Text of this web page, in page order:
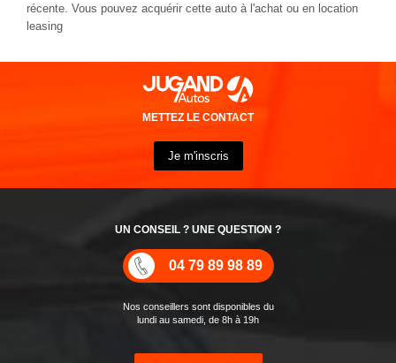
récente. Vous pouvez acquérir cette auto à l'achat ou en location
leasing
METTEZ LE CONTACT
Je m'inscris
UN CONSEIL ? UNE QUESTION ?
04 79 89 98 89
Nos conseillers sont disponibles du
lundi au samedi, de 8h à 19h